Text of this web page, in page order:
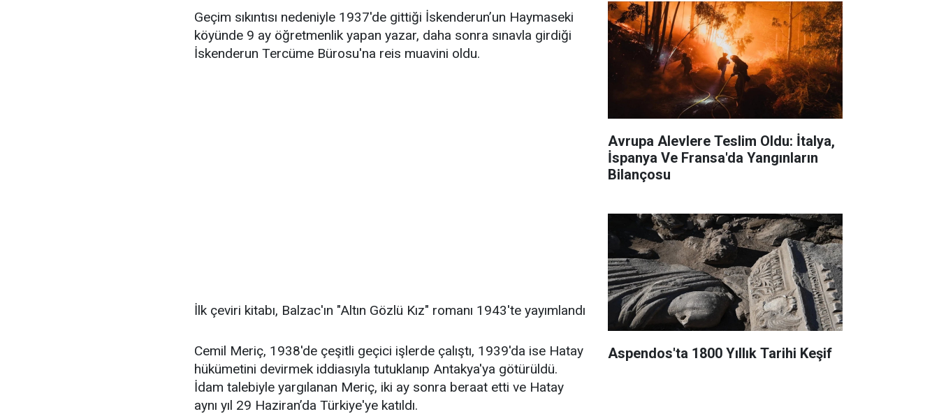
Geçim sıkıntısı nedeniyle 1937'de gittiği İskenderun’un Haymaseki
köyünde 9 ay öğretmenlik yapan yazar, daha sonra sınavla girdiği
İskenderun Tercüme Bürosu'na reis muavini oldu.
İlk çeviri kitabı, Balzac'ın "Altın Gözlü Kız" romanı 1943'te yayımlandı
Cemil Meriç, 1938'de çeşitli geçici işlerde çalıştı, 1939'da ise Hatay
hükümetini devirmek iddiasıyla tutuklanıp Antakya'ya götürüldü.
İdam talebiyle yargılanan Meriç, iki ay sonra beraat etti ve Hatay
aynı yıl 29 Haziran’da Türkiye'ye katıldı.
Avrupa Alevlere Teslim Oldu: İtalya,
İspanya Ve Fransa'da Yangınların
Bilançosu
Aspendos'ta 1800 Yıllık Tarihi Keşif